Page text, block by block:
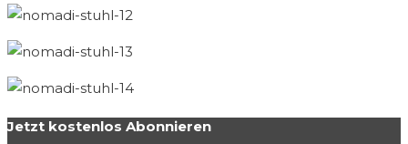
Jetzt kostenlos Abonnieren